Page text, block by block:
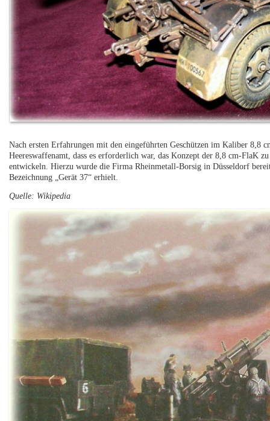
Nach ersten Erfahrungen mit den eingeführten Geschützen im Kaliber 8,8
Heereswaffenamt, dass es erforderlich war, das Konzept der 8,8 cm-FlaK
entwickeln. Hierzu wurde die Firma Rheinmetall-Borsig in Düsseldorf
Bezeichnung „Gerät 37“ erhielt.
Quelle: Wikipedia